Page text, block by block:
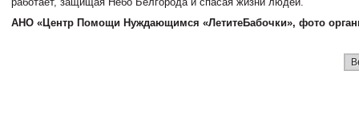
АНО «Центр Помощи Нуждающимся «ЛетитеБабочки», фото